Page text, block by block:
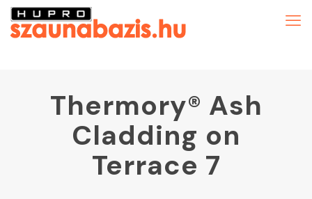
Thermory® Ash
Cladding on
Terrace 7